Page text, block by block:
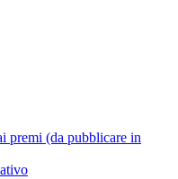
premi (da pubblicare in